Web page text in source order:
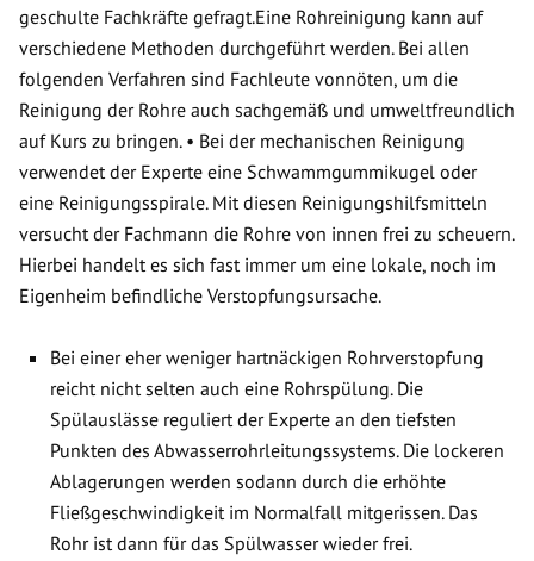
geschulte Fachkräfte gefragt.Eine Rohreinigung kann auf
verschiedene Methoden durchgeführt werden. Bei allen
folgenden Verfahren sind Fachleute vonnöten, um die
Reinigung der Rohre auch sachgemäß und umweltfreundlich
auf Kurs zu bringen. • Bei der mechanischen Reinigung
verwendet der Experte eine Schwammgummikugel oder
eine Reinigungsspirale. Mit diesen Reinigungshilfsmitteln
versucht der Fachmann die Rohre von innen frei zu scheuern.
Hierbei handelt es sich fast immer um eine lokale, noch im
Eigenheim befindliche Verstopfungsursache.
Bei einer eher weniger hartnäckigen Rohrverstopfung
reicht nicht selten auch eine Rohrspülung. Die
Spülauslässe reguliert der Experte an den tiefsten
Punkten des Abwasserrohrleitungssystems. Die lockeren
Ablagerungen werden sodann durch die erhöhte
Fließgeschwindigkeit im Normalfall mitgerissen. Das
Rohr ist dann für das Spülwasser wieder frei.